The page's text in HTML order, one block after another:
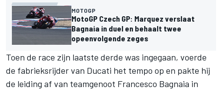
MOTOGP
MotoGP Czech GP: Marquez verslaat
Bagnaia in duel en behaalt twee
opeenvolgende zeges
Toen de race zijn laatste derde was ingegaan, voerde
de fabrieksrijder van Ducati het tempo op en pakte hij
de leiding af van teamgenoot Francesco Bagnaia in